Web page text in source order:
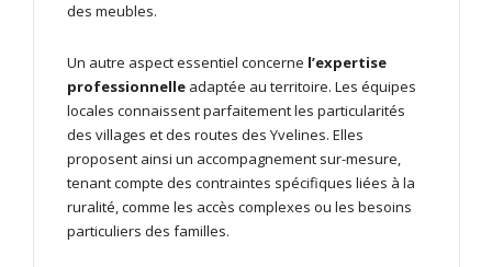
des meubles.
Un autre aspect essentiel concerne l’expertise
professionnelle adaptée au territoire. Les équipes
locales connaissent parfaitement les particularités
des villages et des routes des Yvelines. Elles
proposent ainsi un accompagnement sur-mesure,
tenant compte des contraintes spécifiques liées à la
ruralité, comme les accès complexes ou les besoins
particuliers des familles.